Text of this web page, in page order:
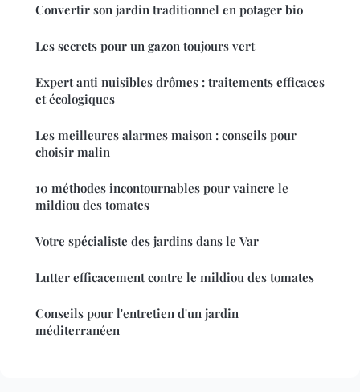
Convertir son jardin traditionnel en potager bio
Les secrets pour un gazon toujours vert
Expert anti nuisibles drômes : traitements efficaces
et écologiques
Les meilleures alarmes maison : conseils pour
choisir malin
10 méthodes incontournables pour vaincre le
mildiou des tomates
Votre spécialiste des jardins dans le Var
Lutter efficacement contre le mildiou des tomates
Conseils pour l'entretien d'un jardin
méditerranéen